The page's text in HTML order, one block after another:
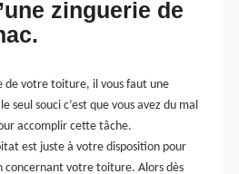
zinguerie de
de votre toiture, il vous faut une
seul souci c’est que vous avez du mal
accomplir cette tâche.
est juste à votre disposition pour
concernant votre toiture. Alors dès